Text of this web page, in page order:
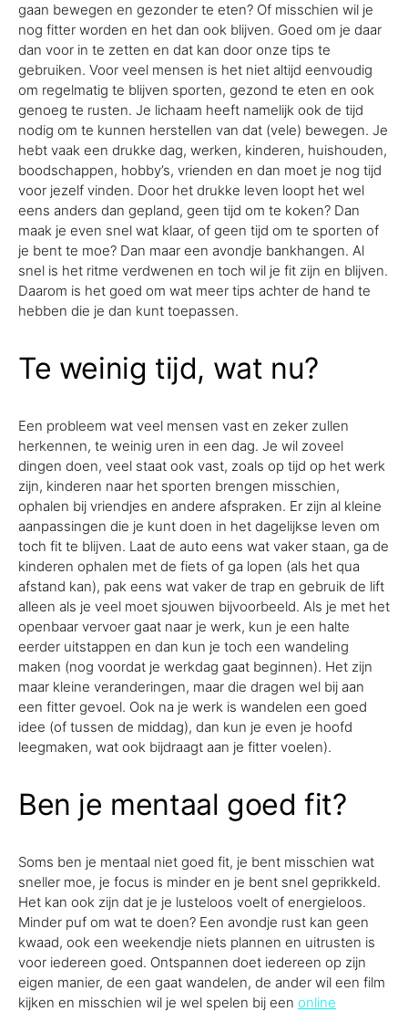
gaan bewegen en gezonder te eten? Of misschien wil je
nog fitter worden en het dan ook blijven. Goed om je daar
dan voor in te zetten en dat kan door onze tips te
gebruiken. Voor veel mensen is het niet altijd eenvoudig
om regelmatig te blijven sporten, gezond te eten en ook
genoeg te rusten. Je lichaam heeft namelijk ook de tijd
nodig om te kunnen herstellen van dat (vele) bewegen. Je
hebt vaak een drukke dag, werken, kinderen, huishouden,
boodschappen, hobby’s, vrienden en dan moet je nog tijd
voor jezelf vinden. Door het drukke leven loopt het wel
eens anders dan gepland, geen tijd om te koken? Dan
maak je even snel wat klaar, of geen tijd om te sporten of
je bent te moe? Dan maar een avondje bankhangen. Al
snel is het ritme verdwenen en toch wil je fit zijn en blijven.
Daarom is het goed om wat meer tips achter de hand te
hebben die je dan kunt toepassen.
Te weinig tijd, wat nu?
Een probleem wat veel mensen vast en zeker zullen
herkennen, te weinig uren in een dag. Je wil zoveel
dingen doen, veel staat ook vast, zoals op tijd op het werk
zijn, kinderen naar het sporten brengen misschien,
ophalen bij vriendjes en andere afspraken. Er zijn al kleine
aanpassingen die je kunt doen in het dagelijkse leven om
toch fit te blijven. Laat de auto eens wat vaker staan, ga de
kinderen ophalen met de fiets of ga lopen (als het qua
afstand kan), pak eens wat vaker de trap en gebruik de lift
alleen als je veel moet sjouwen bijvoorbeeld. Als je met het
openbaar vervoer gaat naar je werk, kun je een halte
eerder uitstappen en dan kun je toch een wandeling
maken (nog voordat je werkdag gaat beginnen). Het zijn
maar kleine veranderingen, maar die dragen wel bij aan
een fitter gevoel. Ook na je werk is wandelen een goed
idee (of tussen de middag), dan kun je even je hoofd
leegmaken, wat ook bijdraagt aan je fitter voelen).
Ben je mentaal goed fit?
Soms ben je mentaal niet goed fit, je bent misschien wat
sneller moe, je focus is minder en je bent snel geprikkeld.
Het kan ook zijn dat je je lusteloos voelt of energieloos.
Minder puf om wat te doen? Een avondje rust kan geen
kwaad, ook een weekendje niets plannen en uitrusten is
voor iedereen goed. Ontspannen doet iedereen op zijn
eigen manier, de een gaat wandelen, de ander wil een film
kijken en misschien wil je wel spelen bij een online